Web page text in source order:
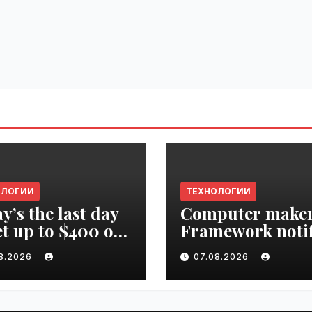
the last day
up to $400 off
2026 ticket |
ТЕХНОЛОГИИ
Computer
Framework
‘all customers’ of
data breach |
VseTime.ru
07.08.2026